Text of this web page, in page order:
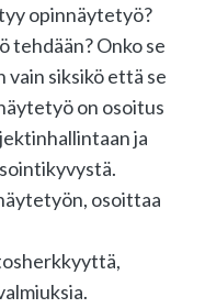
opinnäytetyö?
tehdään? Onko se
vain siksikö että se
on osoitus
ja
osoittaa